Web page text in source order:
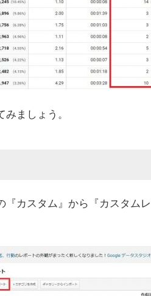
ましょう。
『カスタム』から『カスタム